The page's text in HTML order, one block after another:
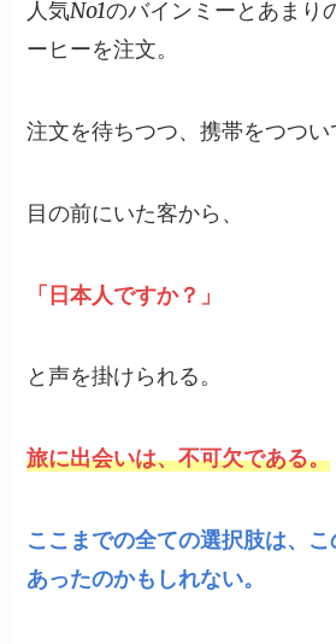
人気No1のバインミーとあまり
ーヒーを注文。
注文を待ちつつ、携帯をつつい
目の前にいた客から、
「日本人ですか？」
と声を掛けられる。
旅に出会いは、不可欠である。
ここまでの全ての選択肢は、
あったのかもしれない。